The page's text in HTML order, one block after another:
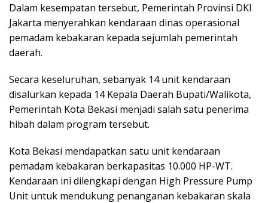
Dalam kesempatan tersebut, Pemerintah Provinsi DKI
Jakarta menyerahkan kendaraan dinas operasional
pemadam kebakaran kepada sejumlah pemerintah
daerah.
Secara keseluruhan, sebanyak 14 unit kendaraan
disalurkan kepada 14 Kepala Daerah Bupati/Walikota,
Pemerintah Kota Bekasi menjadi salah satu penerima
hibah dalam program tersebut.
Kota Bekasi mendapatkan satu unit kendaraan
pemadam kebakaran berkapasitas 10.000 HP-WT.
Kendaraan ini dilengkapi dengan High Pressure Pump
Unit untuk mendukung penanganan kebakaran skala